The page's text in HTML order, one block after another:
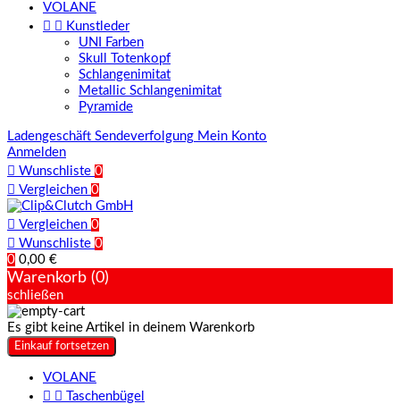
VOLANE
  Kunstleder
UNI Farben
Skull Totenkopf
Schlangenimitat
Metallic Schlangenimitat
Pyramide
Ladengeschäft Sendeverfolgung Mein Konto
Anmelden
 Wunschliste 0
 Vergleichen 0
 Vergleichen 0
 Wunschliste 0
0 0,00 €
Warenkorb (0)
schließen
Es gibt keine Artikel in deinem Warenkorb
Einkauf fortsetzen
VOLANE
 
Taschenbügel